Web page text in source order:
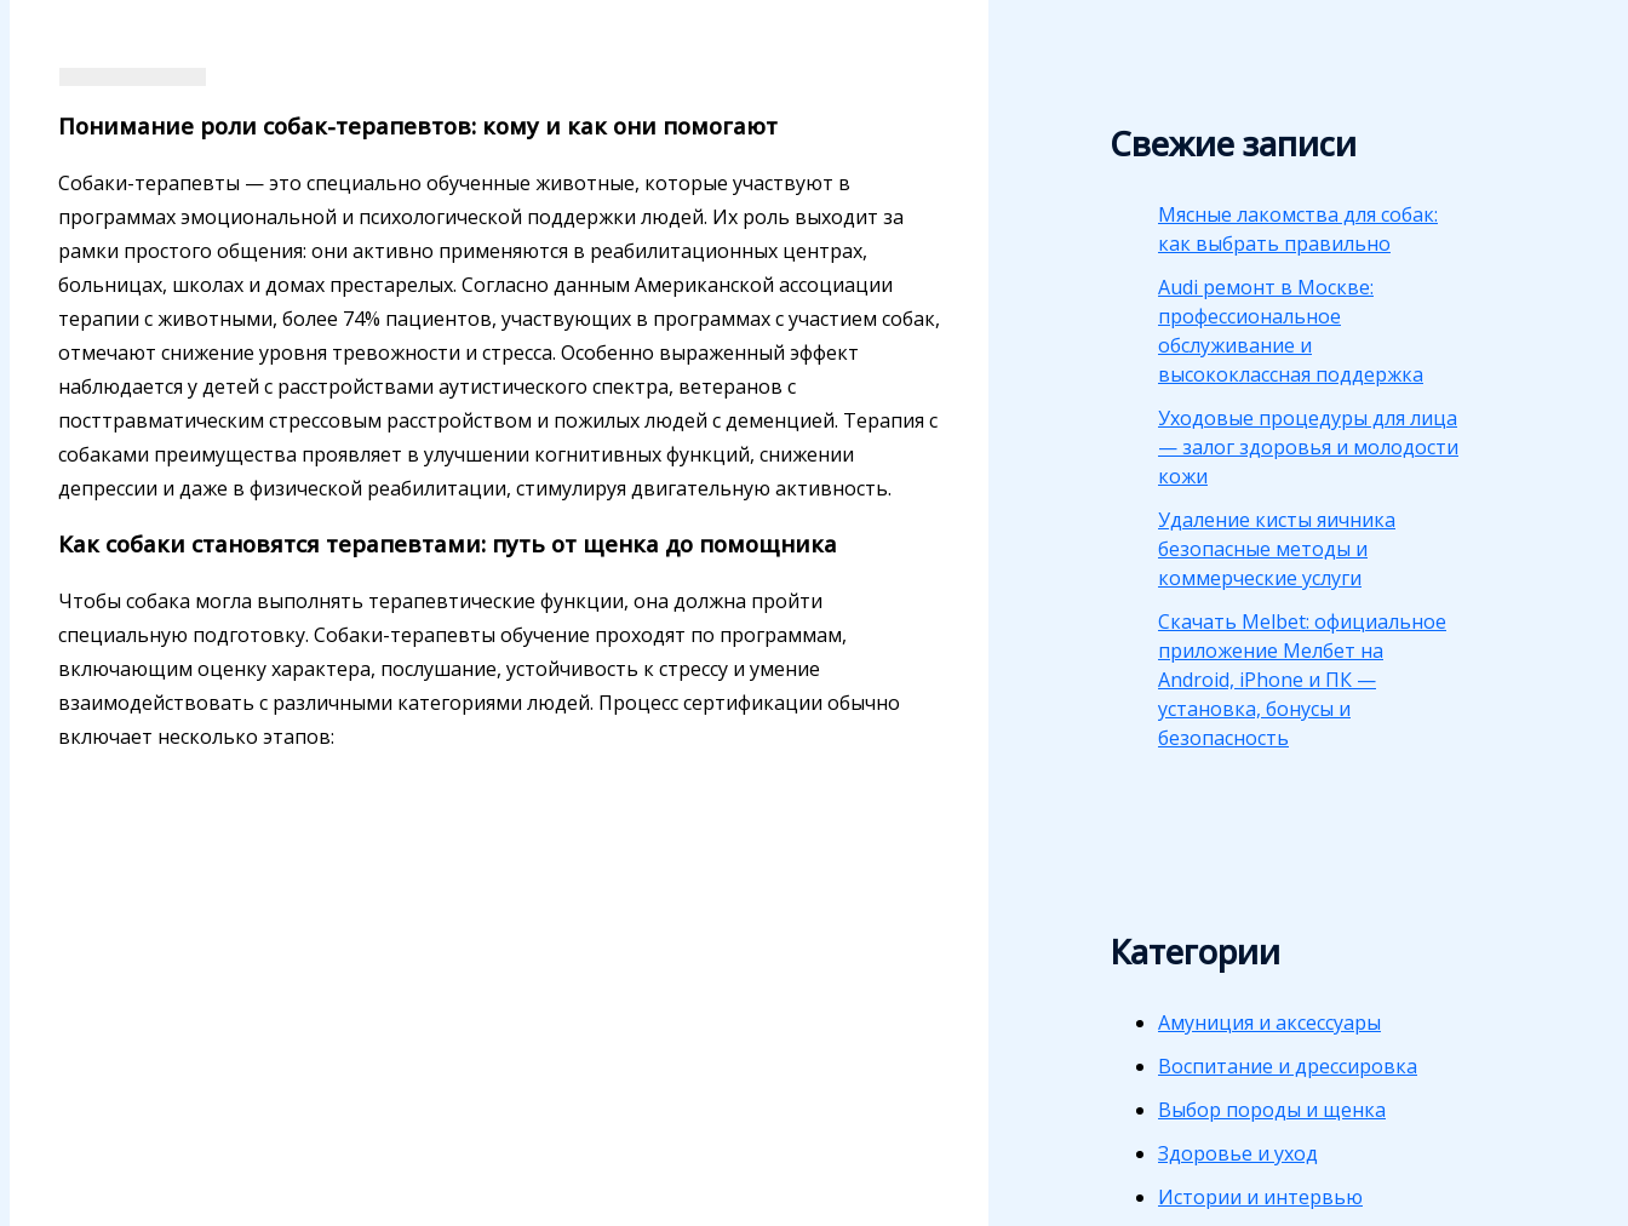
Понимание роли собак-терапевтов: кому и как они помогают
Собаки-терапевты — это специально обученные животные, которые участвуют в
программах эмоциональной и психологической поддержки людей. Их роль выходит за
рамки простого общения: они активно применяются в реабилитационных центрах,
больницах, школах и домах престарелых. Согласно данным Американской ассоциации
терапии с животными, более 74% пациентов, участвующих в программах с участием собак,
отмечают снижение уровня тревожности и стресса. Особенно выраженный эффект
наблюдается у детей с расстройствами аутистического спектра, ветеранов с
посттравматическим стрессовым расстройством и пожилых людей с деменцией. Терапия с
собаками преимущества проявляет в улучшении когнитивных функций, снижении
депрессии и даже в физической реабилитации, стимулируя двигательную активность.
Как собаки становятся терапевтами: путь от щенка до помощника
Чтобы собака могла выполнять терапевтические функции, она должна пройти
специальную подготовку. Собаки-терапевты обучение проходят по программам,
включающим оценку характера, послушание, устойчивость к стрессу и умение
взаимодействовать с различными категориями людей. Процесс сертификации обычно
включает несколько этапов:
Свежие записи
Мясные лакомства для собак:
как выбрать правильно
Audi ремонт в Москве:
профессиональное
обслуживание и
высококлассная поддержка
Уходовые процедуры для лица
— залог здоровья и молодости
кожи
Удаление кисты яичника
безопасные методы и
коммерческие услуги
Скачать Melbet: официальное
приложение Мелбет на
Android, iPhone и ПК —
установка, бонусы и
безопасность
Категории
Амуниция и аксессуары
Воспитание и дрессировка
Выбор породы и щенка
Здоровье и уход
Истории и интервью